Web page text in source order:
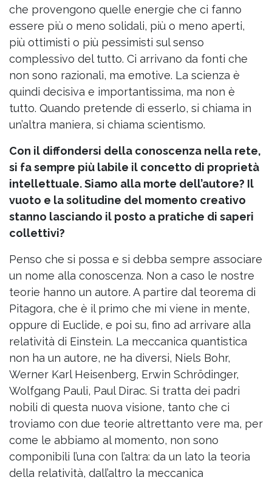
che provengono quelle energie che ci fanno
essere più o meno solidali, più o meno aperti,
più ottimisti o più pessimisti sul senso
complessivo del tutto. Ci arrivano da fonti che
non sono razionali, ma emotive. La scienza è
quindi decisiva e importantissima, ma non è
tutto. Quando pretende di esserlo, si chiama in
un’altra maniera, si chiama scientismo.
Con il diffondersi della conoscenza nella rete,
si fa sempre più labile il concetto di proprietà
intellettuale. Siamo alla morte dell’autore? Il
vuoto e la solitudine del momento creativo
stanno lasciando il posto a pratiche di saperi
collettivi?
Penso che si possa e si debba sempre associare
un nome alla conoscenza. Non a caso le nostre
teorie hanno un autore. A partire dal teorema di
Pitagora, che è il primo che mi viene in mente,
oppure di Euclide, e poi su, fino ad arrivare alla
relatività di Einstein. La meccanica quantistica
non ha un autore, ne ha diversi, Niels Bohr,
Werner Karl Heisenberg, Erwin Schrödinger,
Wolfgang Pauli, Paul Dirac. Si tratta dei padri
nobili di questa nuova visione, tanto che ci
troviamo con due teorie altrettanto vere ma, per
come le abbiamo al momento, non sono
componibili l’una con l’altra: da un lato la teoria
della relatività, dall’altro la meccanica